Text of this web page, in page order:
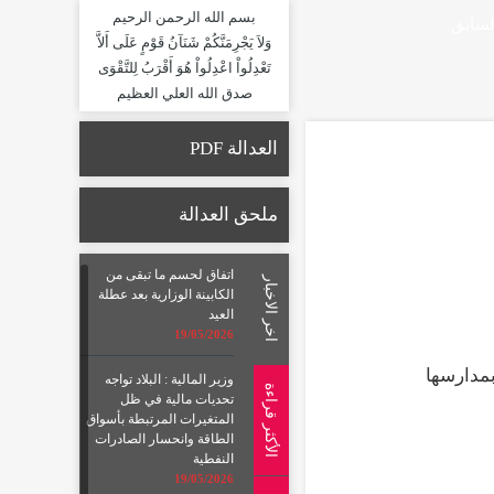
بسم الله الرحمن الرحيم
وَلاَ يَجْرِمَنَّكُمْ شَنَآنُ قَوْمٍ عَلَى أَلاَّ
تَعْدِلُواْ اعْدِلُواْ هُوَ أَقْرَبُ لِلتَّقْوَى
صدق الله العلي العظيم
العدالة PDF
ملحق العدالة
اتفاق لحسم ما تبقى من
الكابينة الوزارية بعد عطلة
العيد
19/05/2026
وزير المالية : البلاد تواجه
تحديات مالية في ظل
المتغيرات المرتبطة بأسواق
الطاقة وانحسار الصادرات
النفطية
19/05/2026
اخر الاخبار
الأكثر قراءة